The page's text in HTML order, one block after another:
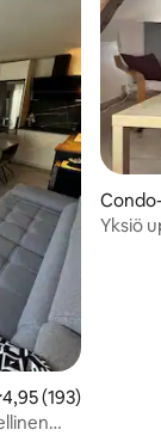
4,95 (193)
Yksiö